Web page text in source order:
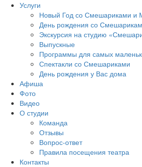
Услуги
Новый Год со Смешариками и
День рождения со
Экскурсия на студию
Выпускные
Программы для самых
Спектакли со Смешариками
День рождения у Вас дома
Афиша
Фото
Видео
О студии
Команда
Отзывы
Вопрос-ответ
Правила посещения театра
Контакты